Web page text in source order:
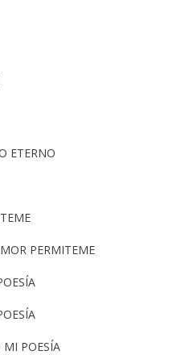
ETERNO
PERMITEME
MI POESÍA